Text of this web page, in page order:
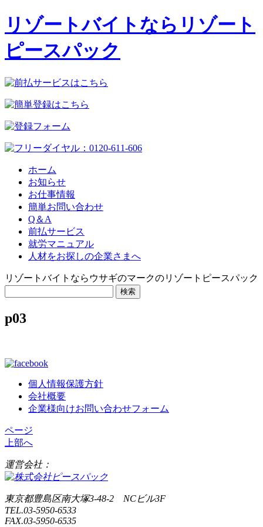
リゾートバイトならリゾート
ピースパック
ホーム
お知らせ
お仕事情報
簡単お問い合わせ
Q＆A
前払サービス
就労マニュアル
人材をお探しの企業さまへ
リゾートバイトならウサギのマークのリゾートピースパック
p03
個人情報保護方針
会社概要
企業様向けお問い合わせフォーム
ページ
上部へ
運営会社：
東京都豊島区南大塚3-48-2 NCビル3F
TEL.03-5950-6533
FAX.03-5950-6535